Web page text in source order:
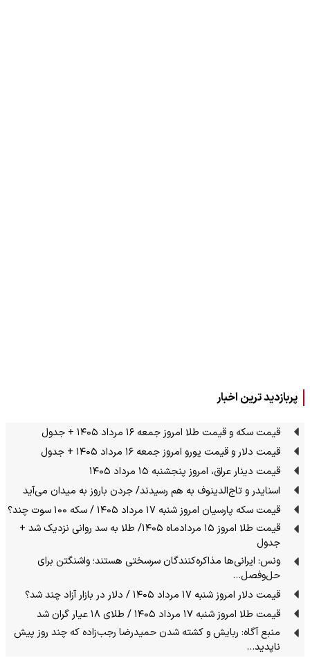
پربازدید ترین اخبار
قیمت سکه و قیمت طلا امروز جمعه ۱۶ مرداد ۱۴۰۵ + جدول
قیمت دلار و قیمت یورو امروز جمعه ۱۶ مرداد ۱۴۰۵ + جدول
قیمت دینار عراق، امروز پنجشنبه ۱۵ مرداد ۱۴۰۵
اسنایدر و تاج‌الدینوف به هم رسیدند/ جردن باروز به میدان می‌آید
قیمت سکه پارسیان امروز شنبه ۱۷ مرداد ۱۴۰۵ / سکه ۱۰۰ سوت چند؟
قیمت طلا امروز ۱۵ مردادماه ۱۴۰۵/ طلا به سد روانی نزدیک شد +
جدول
ونس: ایرانی‌ها مذاکره‌کنندگان سرسختی هستند؛ واشنگتن برای
حل‌وفصل…
قیمت دلار امروز شنبه ۱۷ مرداد ۱۴۰۵ / دلار در بازار آزاد چند شد؟
قیمت طلا امروز شنبه ۱۷ مرداد ۱۴۰۵ / طلای ۱۸ عیار گران شد
منبع آگاه: ربایش و کشته شدن حمیدرضا رجب‌زاده که چند روز پیش
ناپدید…